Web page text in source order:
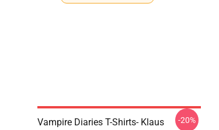
Vampire Diaries T-Shirts- Klaus
-20%